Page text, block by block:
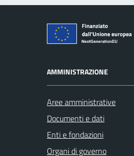
AMMINISTRAZIONE
Aree amministrative
Documenti e dati
Enti e fondazioni
Organi di governo